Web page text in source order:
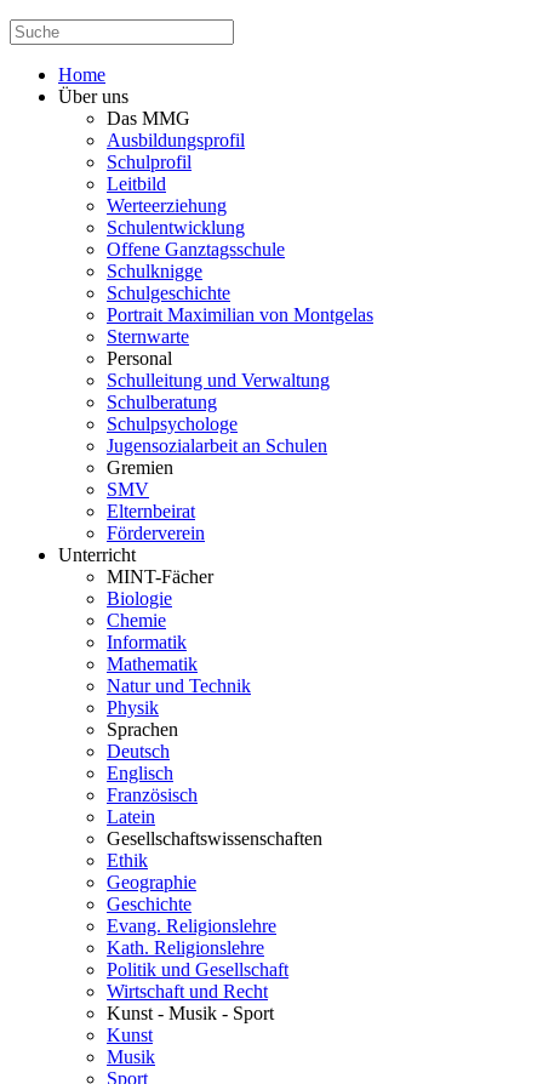
Home
Über uns
Das MMG
Ausbildungsprofil
Schulprofil
Leitbild
Werteerziehung
Schulentwicklung
Offene Ganztagsschule
Schulknigge
Schulgeschichte
Portrait Maximilian von Montgelas
Sternwarte
Personal
Schulleitung und Verwaltung
Schulberatung
Schulpsychologe
Jugensozialarbeit an Schulen
Gremien
SMV
Elternbeirat
Förderverein
Unterricht
MINT-Fächer
Biologie
Chemie
Informatik
Mathematik
Natur und Technik
Physik
Sprachen
Deutsch
Englisch
Französisch
Latein
Gesellschaftswissenschaften
Ethik
Geographie
Geschichte
Evang. Religionslehre
Kath. Religionslehre
Politik und Gesellschaft
Wirtschaft und Recht
Kunst - Musik - Sport
Kunst
Musik
Sport